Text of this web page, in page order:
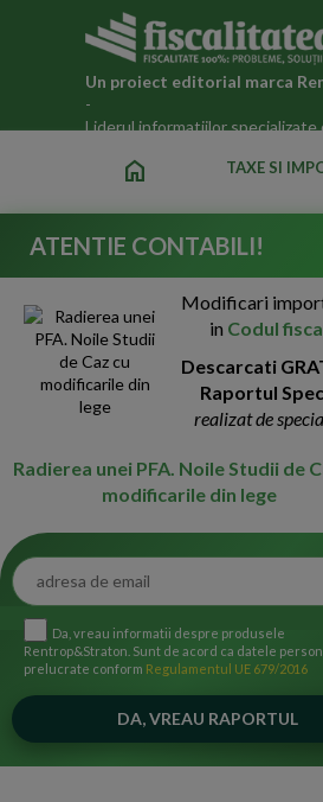
Un proiect editorial marca
-
Liderul informatiilor specializate
home TAXE SI
Calcul impozit
persoane fizice
30-Nov-2011
I ntrebare:
ATENTIE CONTABILI!
Modificari
in Codul
Descarcati
Raportul
realizat de
Radierea unei PFA. Noile Studii de
modificarile din lege
Da, vreau informatii despre produsele
Rentrop&Straton. Sunt de acord ca datele
prelucrate conform Regulamentul UE 679/2016